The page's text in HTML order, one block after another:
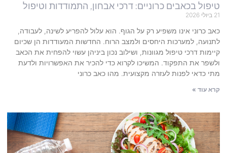
טיפול בכאבים כרוניים: דרכי אבחון, התמודדות וטיפול
21 ביולי 2026
כאב כרוני אינו משפיע רק על הגוף. הוא עלול להפריע לשינה, לעבודה,
לתנועה, למערכות היחסים ולמצב הרוח. החדשות המעודדות הן שכיום
קיימות דרכי טיפול מגוונות, ושילוב נכון ביניהן עשוי להפחית את הכאב
ולשפר את התפקוד. המשיכו לקרוא כדי להכיר את האפשרויות ולדעת
מתי כדאי לפנות לעזרה מקצועית. מהו כאב כרוני
קרא עוד »